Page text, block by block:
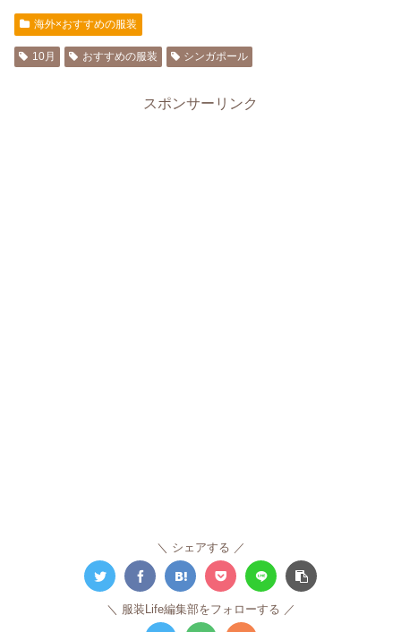
海外×おすすめの服装
10月 おすすめの服装 シンガポール
スポンサーリンク
シェアする
服装Life編集部をフォローする